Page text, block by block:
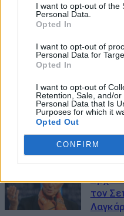
I want to opt-out of the
Personal Data.
Opted In
I want to opt-out of
Personal Data for
Opted In
I want to opt-out of
Retention, Sale, and/
Personal Data that Is
Purposes for which it
Opted Out
CONFIRM
ΜΠΟΡΕΙ ΝΑ ΣΑΣ
τον